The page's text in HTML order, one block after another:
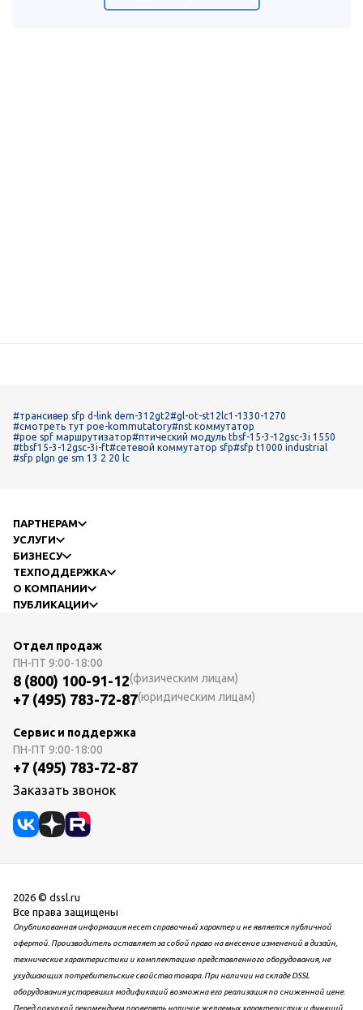
#трансивер sfp d-link dem-312gt2#gl-ot-st12lc1-1330-1270
#смотреть тут poe-kommutatory#nst коммутатор
#poe spf маршрутизатор#птический модуль tbsf-15-3-12gsc-3i 1550
#tbsf15-3-12gsc-3i-ft#сетевой коммутатор sfp#sfp t1000 industrial
#sfp plgn ge sm 13 2 20 lc
ПАРТНЕРАМ
УСЛУГИ
БИЗНЕСУ
ТЕХПОДДЕРЖКА
О КОМПАНИИ
ПУБЛИКАЦИИ
Отдел продаж
ПН-ПТ 9:00-18:00
8 (800) 100-91-12(физическим лицам)
+7 (495) 783-72-87(юридическим лицам)
Сервис и поддержка
ПН-ПТ 9:00-18:00
+7 (495) 783-72-87
Заказать звонок
2026 © dssl.ru
Все права защищены
Опубликованная информация несет справочный характер и не является публичной
офертой. Производитель оставляет за собой право на внесение изменений в дизайн,
технические характеристики и комплектацию представленного оборудования, не
ухудшающих потребительские свойства товара. При наличии на складе DSSL
оборудования устаревших модификаций возможна его реализация по сниженной цене.
Перед покупкой рекомендуем проверять наличие желаемых характеристик и функций.